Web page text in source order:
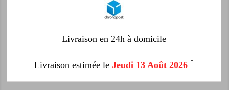
Livraison en 24h à domicile
Livraison estimée le Jeudi 13 Août 2026 *